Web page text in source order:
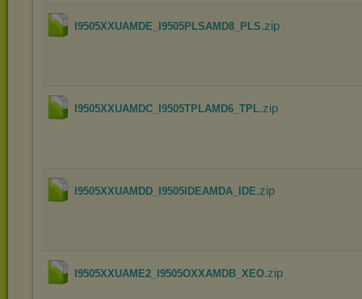
I9505XXUAMDE_I9505PLSAMD8_PLS.zip
I9505XXUAMDC_I9505TPLAMD6_TPL.zip
I9505XXUAMDD_I9505IDEAMDA_IDE.zip
I9505XXUAME2_I9505OXXAMDB_XEO.zip